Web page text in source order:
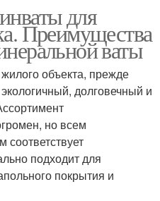
для
Преимущества
ваты
объекта, прежде
долговечный и
но всем
подходит для
покрытия и